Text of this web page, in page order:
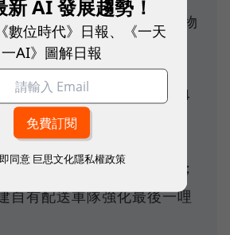
用第2座規模更大的桃園物
益擴張的訂單與商品量
增資，自2023年底到2024
過新台幣105億元
立本地法人「火箭物流」；
自有配送車隊強化最後一哩
新 AI 發展趨勢！
數位時代》日報、《一天
一AI》圖解日報
同意 巨思文化隱私權政策